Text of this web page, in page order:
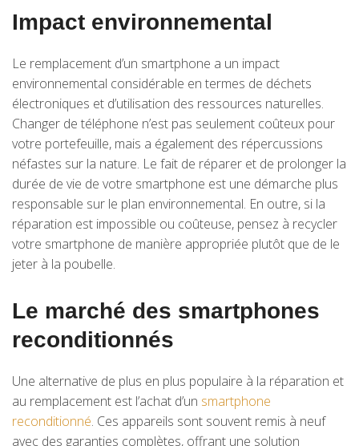
Impact environnemental
Le remplacement d’un smartphone a un impact
environnemental considérable en termes de déchets
électroniques et d’utilisation des ressources naturelles.
Changer de téléphone n’est pas seulement coûteux pour
votre portefeuille, mais a également des répercussions
néfastes sur la nature. Le fait de réparer et de prolonger la
durée de vie de votre smartphone est une démarche plus
responsable sur le plan environnemental. En outre, si la
réparation est impossible ou coûteuse, pensez à recycler
votre smartphone de manière appropriée plutôt que de le
jeter à la poubelle.
Le marché des smartphones
reconditionnés
Une alternative de plus en plus populaire à la réparation et
au remplacement est l’achat d’un smartphone
reconditionné. Ces appareils sont souvent remis à neuf
avec des garanties complètes, offrant une solution